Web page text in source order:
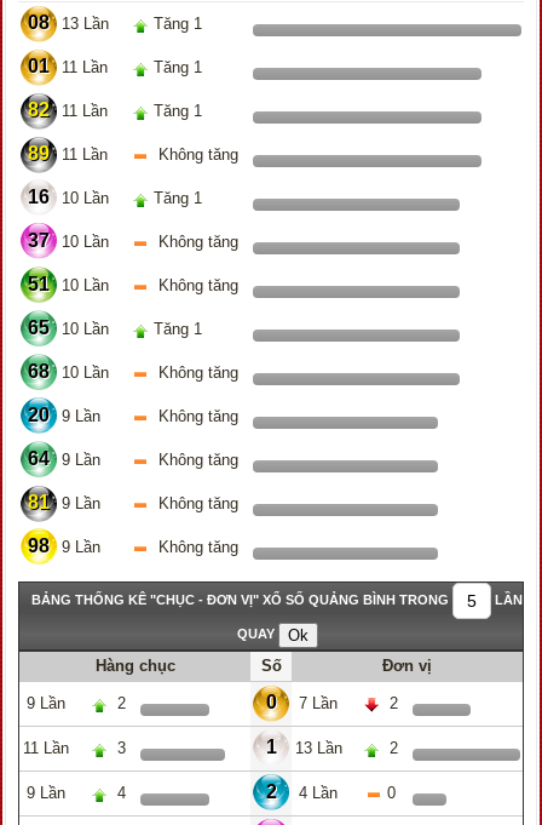
08 13 Lần Tăng 1
01 11 Lần Tăng 1
82 11 Lần Tăng 1
89 11 Lần Không tăng
16 10 Lần Tăng 1
37 10 Lần Không tăng
51 10 Lần Không tăng
65 10 Lần Tăng 1
68 10 Lần Không tăng
20 9 Lần Không tăng
64 9 Lần Không tăng
81 9 Lần Không tăng
98 9 Lần Không tăng
BẢNG THỐNG KÊ "CHỤC - ĐƠN VỊ" XỔ SỐ QUẢNG BÌNH TRONG LẦN
QUAY
Hàng chục Số Đơn vị
9 Lần 2 0 7 Lần 2
11 Lần 3 1 13 Lần 2
9 Lần 4 2 4 Lần 0